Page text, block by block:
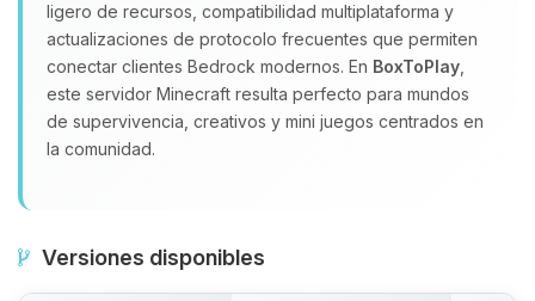
ligero de recursos, compatibilidad multiplataforma y
actualizaciones de protocolo frecuentes que permiten
conectar clientes Bedrock modernos. En BoxToPlay
este servidor Minecraft resulta perfecto para mundos
de supervivencia, creativos y mini juegos centrados en
la comunidad.
Versiones disponibles
09/08/2026 09:28